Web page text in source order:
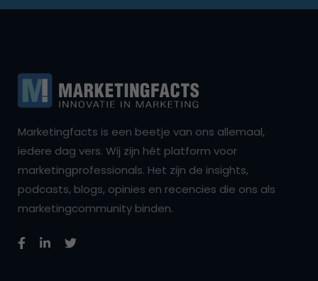
Marketingfacts is een beetje van ons allemaal,
iedere dag vers. Wij zijn hét platform voor
marketingprofessionals. Het zijn de insights,
podcasts, blogs, opinies en recencies die ons als
marketingcommunity binden.